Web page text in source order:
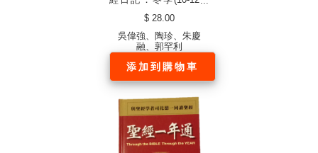
文繁體）$ 28.00
吳偉強、陶珍、朱慶
融、郭罕利
添加到購物車